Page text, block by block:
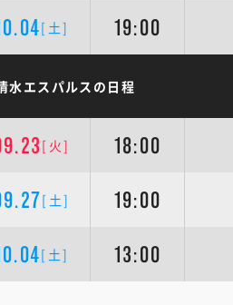
[土] 19:00
水エスパルスの日程
[火] 18:00
[土] 19:00
[土] 13:00